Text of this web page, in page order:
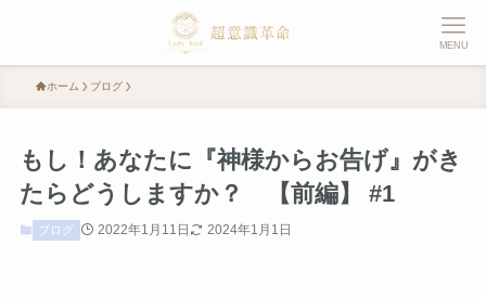
MENU
ホーム ブログ
もし！あなたに『神様からお告げ』がき
たらどうしますか？ 【前編】 #1
ブログ 2022年1月11日 2024年1月1日